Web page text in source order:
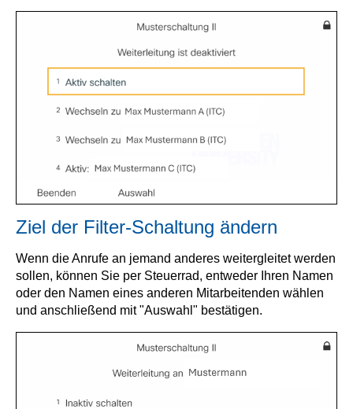
Ziel der Filter-Schaltung ändern
Wenn die Anrufe an jemand anderes weitergleitet werden
sollen, können Sie per Steuerrad, entweder Ihren Namen
oder den Namen eines anderen Mitarbeitenden wählen
und anschließend mit "Auswahl" bestätigen.